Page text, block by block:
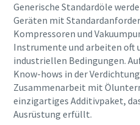
Generische Standardöle
Geräten mit
Kompressoren und
Instrumente und arbeiten oft
industriellen Bedingungen.
Know-hows in der
Zusammenarbeit mit
einzigartiges Additivpaket,
Ausrüstung erfüllt.